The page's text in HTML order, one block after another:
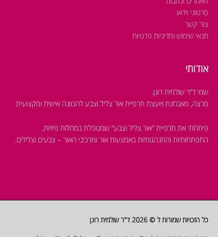
סרטוני וידאו
צור קשר
תנאי שימוש ומדיניות פרטיות
אודותי
שמי ד"ר שולמית רונן.
מרצה, מאבחנת ויועצת תרפיית אור צליל וצבע להכוונה אישית ומקצועית
פיתחתי את תרפיית "אור צליל וצבע" שמטפלת במחלות פיזיות,
התפתחותיות והתנהגותיות באמצעות אור ומרכיבי האור – צבעים וצלילים.
כל הזכויות שמורות ל © 2026 ד"ר שולמית רונן